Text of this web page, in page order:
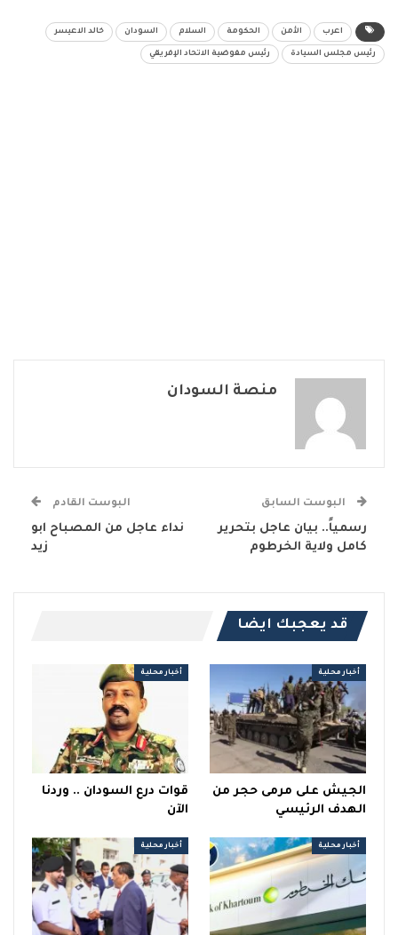
اعرب الأمن الحكومة السلام السودان خالد الاعيسر
رئيس مجلس السيادة رئيس مفوضية الاتحاد الإفريقي
منصة السودان
البوست السابق
رسمياً.. بيان عاجل بتحرير
كامل ولاية الخرطوم
البوست القادم
نداء عاجل من المصباح ابو
زيد
قد يعجبك ايضا
أخبار محلية
الجيش على مرمى حجر من
الهدف الرئيسي
أخبار محلية
قوات درع السودان .. وردنا
الآن
أخبار محلية أخبار محلية